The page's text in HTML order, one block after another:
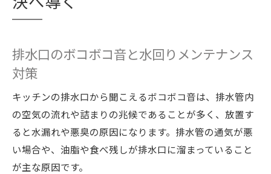
水回りメンテナンスの基本と応急処置を解説
習慣のすすめ
家庭でできる水回りメンテナンスと応急対
応の手順
排水トラブル時に役立つ水回りメンテナン
スの知識
排水口のボコボコ音と水回りメンテナンス
対策
キッチンの排水口から聞こえるボコボコ音は、排水管内
の空気の流れや詰まりの兆候であることが多く、放置す
ると水漏れや悪臭の原因になります。排水管の通気が悪
い場合や、油脂や食べ残しが排水口に溜まっていること
が主な原因です。